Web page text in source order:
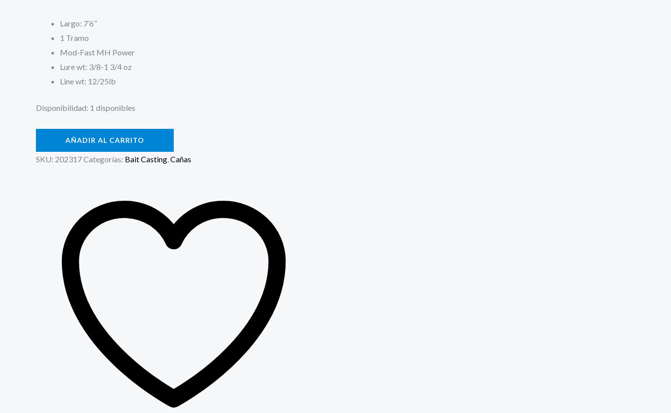
Largo: 7’6’’
1 Tramo
Mod-Fast MH Power
Lure wt: 3/8-1 3/4 oz
Line wt: 12/25lb
Disponibilidad: 1 disponibles
AÑADIR AL CARRITO
SKU: 202317Categorías: Bait Casting Cañas